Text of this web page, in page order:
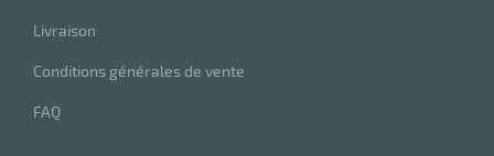
Livraison
Conditions générales de vente
FAQ